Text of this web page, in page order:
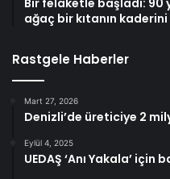
ağaç bir kıtanın
Rastgele Haberler
Mart 27, 2026
Denizli’de üreticiye 2
Eylül 4, 2025
UEDAŞ ‘Anı Yakala’ için